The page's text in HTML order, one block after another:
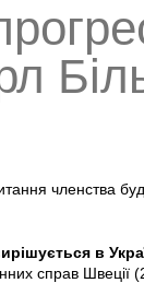
членства
в
справ Швеції